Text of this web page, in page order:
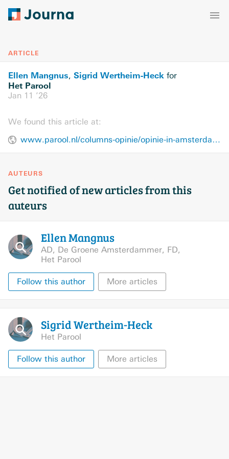
ARTICLE
Ellen Mangnus, Sigrid Wertheim-Heck for
Het Parool
Jan 11 ’26
We found this article at:
www.parool.nl/columns-opinie/opinie-in-amsterdam-overleef-je-niet-met-blikjes-bonen-noten-en-liters-water~b1b58558/
AUTEURS
Get notified of new articles from this
auteurs
EllenMangnus
AD, De Groene Amsterdammer, FD,
Het Parool
Follow this author More articles
SigridWertheim-Heck
Het Parool
Follow this author More articles